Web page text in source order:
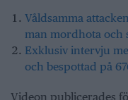
Våldsamma
man mordhota och
Exklusiv intervju
och bespottad på
Videon publicerades